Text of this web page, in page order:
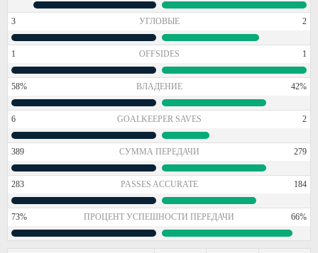
3 УГЛОВЫЕ 2
1 OFFSIDES 1
58% ВЛАДЕНИЕ 42%
6 GOALKEEPER SAVES 2
389 СУММА ПЕРЕДАЧИ 279
283 PASSES ACCURATE 184
73% ПРОЦЕНТ УСПЕШНОСТИ ПЕРЕДАЧИ 66%